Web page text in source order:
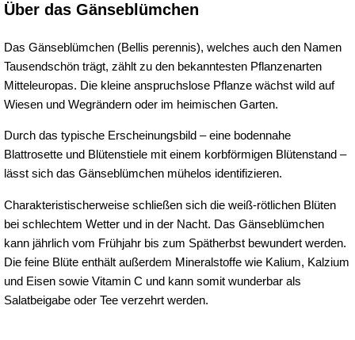
Über das Gänseblümchen
Das Gänseblümchen (Bellis perennis), welches auch den Namen
Tausendschön trägt, zählt zu den bekanntesten Pflanzenarten
Mitteleuropas. Die kleine anspruchslose Pflanze wächst wild auf
Wiesen und Wegrändern oder im heimischen Garten.
Durch das typische Erscheinungsbild – eine bodennahe
Blattrosette und Blütenstiele mit einem korbförmigen Blütenstand –
lässt sich das Gänseblümchen mühelos identifizieren.
Charakteristischerweise schließen sich die weiß-rötlichen Blüten
bei schlechtem Wetter und in der Nacht. Das Gänseblümchen
kann jährlich vom Frühjahr bis zum Spätherbst bewundert werden.
Die feine Blüte enthält außerdem Mineralstoffe wie Kalium, Kalzium
und Eisen sowie Vitamin C und kann somit wunderbar als
Salatbeigabe oder Tee verzehrt werden.